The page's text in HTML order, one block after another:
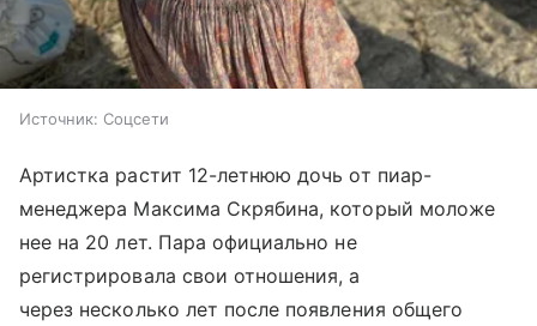
Источник: Соцсети
Артистка растит 12-летнюю дочь от пиар-
менеджера Максима Скрябина, который моложе
нее на 20 лет. Пара официально не
регистрировала свои отношения, а
через несколько лет после появления общего